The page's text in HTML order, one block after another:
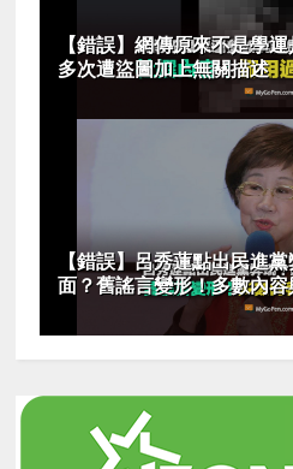
【錯誤】網傳原來不是學
多次遭盜圖加上無關描述
【錯誤】呂秀蓮點出民進
面？舊謠言變形！多數內容